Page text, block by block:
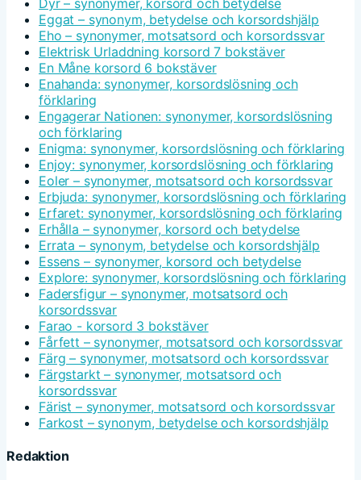
Eggat – synonym, betydelse och korsordshjälp
Eho – synonymer, motsatsord och korsordssvar
Elektrisk Urladdning korsord 7 bokstäver
En Måne korsord 6 bokstäver
Enahanda: synonymer, korsordslösning och
förklaring
Engagerar Nationen: synonymer, korsordslösning
och förklaring
Enigma: synonymer, korsordslösning och förklaring
Enjoy: synonymer, korsordslösning och förklaring
Eoler – synonymer, motsatsord och korsordssvar
Erbjuda: synonymer, korsordslösning och förklaring
Erfaret: synonymer, korsordslösning och förklaring
Erhålla – synonymer, korsord och betydelse
Errata – synonym, betydelse och korsordshjälp
Essens – synonymer, korsord och betydelse
Explore: synonymer, korsordslösning och förklaring
Fadersfigur – synonymer, motsatsord och
korsordssvar
Farao - korsord 3 bokstäver
Fårfett – synonymer, motsatsord och korsordssvar
Färg – synonymer, motsatsord och korsordssvar
Färgstarkt – synonymer, motsatsord och
korsordssvar
Färist – synonymer, motsatsord och korsordssvar
Farkost – synonym, betydelse och korsordshjälp
Redaktion